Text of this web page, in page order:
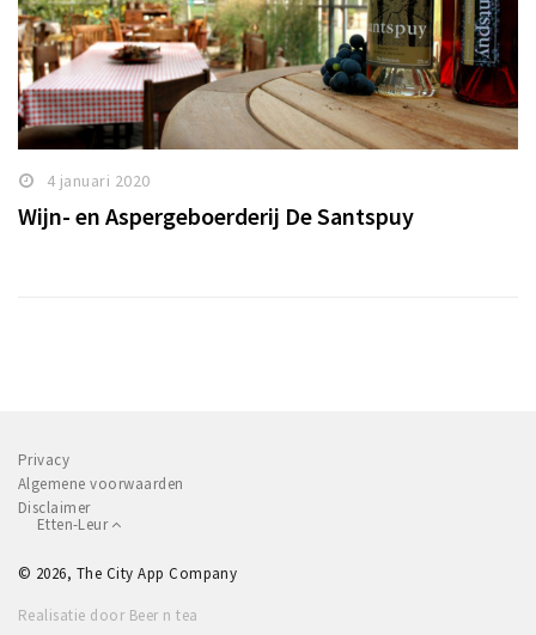
4 januari 2020
Wijn- en Aspergeboerderij De Santspuy
Privacy
Algemene voorwaarden
Disclaimer
Etten-Leur
© 2026, The City App Company
Realisatie door Beer n tea